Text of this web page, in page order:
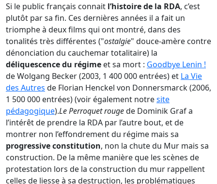
Si le public français connait l’histoire de la RDA, c’est
plutôt par sa fin. Ces dernières années il a fait un
triomphe à deux films qui ont montré, dans des
tonalités très différentes ("ostalgie" douce-amère contre
dénonciation du cauchemar totalitaire) la
déliquescence du régime et sa mort : Goodbye Lenin !
de Wolgang Becker (2003, 1 400 000 entrées) et La Vie
des Autres de Florian Henckel von Donnersmarck (2006,
1 500 000 entrées) (voir également notresite
pédagogique).Le Perroquet rougede Dominik Graf a
l’intérêt de prendre la RDA par l’autre bout, et de
montrer non l’effondrement du régime mais sa
progressive constitution, non la chute du Mur mais sa
construction. De la même manière que les scènes de
protestation lors de la construction du mur rappellent
celles de liesse à sa destruction, les problématiques